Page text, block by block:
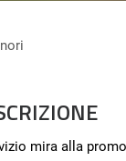
mira alla